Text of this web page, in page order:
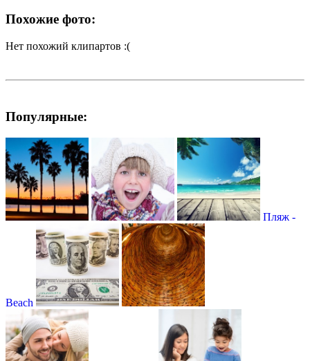
Похожие фото:
Нет похожий клипартов :(
Популярные:
Пляж -
Beach